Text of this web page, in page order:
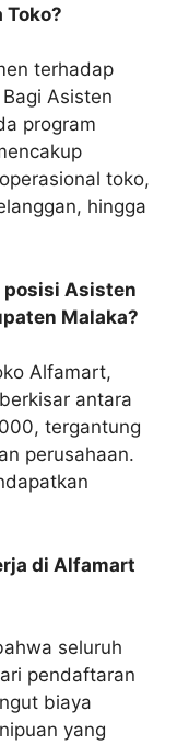
terhadap
Asisten
program
toko,
hingga
posisi Asisten
Malaka?
Alfamart,
antara
tergantung
perusahaan.
di Alfamart
seluruh
pendaftaran
biaya
yang